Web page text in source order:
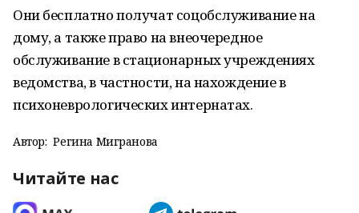
Они бесплатно получат соцобслуживание на
дому, а также право на внеочередное
обслуживание в стационарных учреждениях
ведомства, в частности, на нахождение в
психоневрологических интернатах.
Автор: Регина Мигранова
Читайте нас